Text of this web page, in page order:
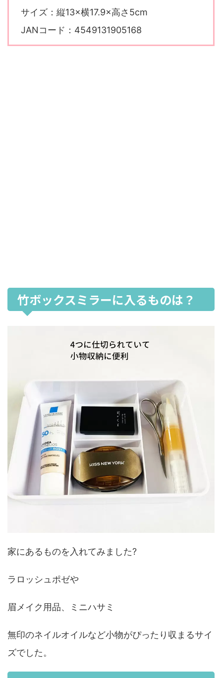
サイズ：縦13×横17.9×高さ5cm
JANコード：4549131905168
竹ボックスミラーに入るものは？
家にあるものを入れてみました?
ラロッシュポゼや
眉メイク用品、ミニハサミ
無印のネイルオイルなど小物がぴったり収まるサイ
ズでした。